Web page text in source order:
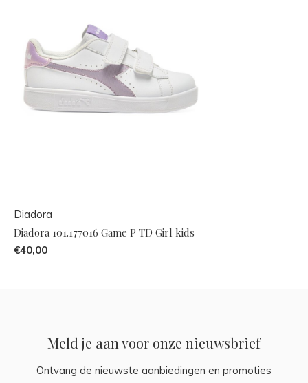
Diadora
Diadora 101.177016 Game P TD Girl kids
€40,00
Meld je aan voor onze nieuwsbrief
Ontvang de nieuwste aanbiedingen en promoties